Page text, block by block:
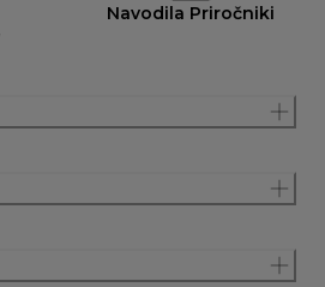
Navodila Priročniki